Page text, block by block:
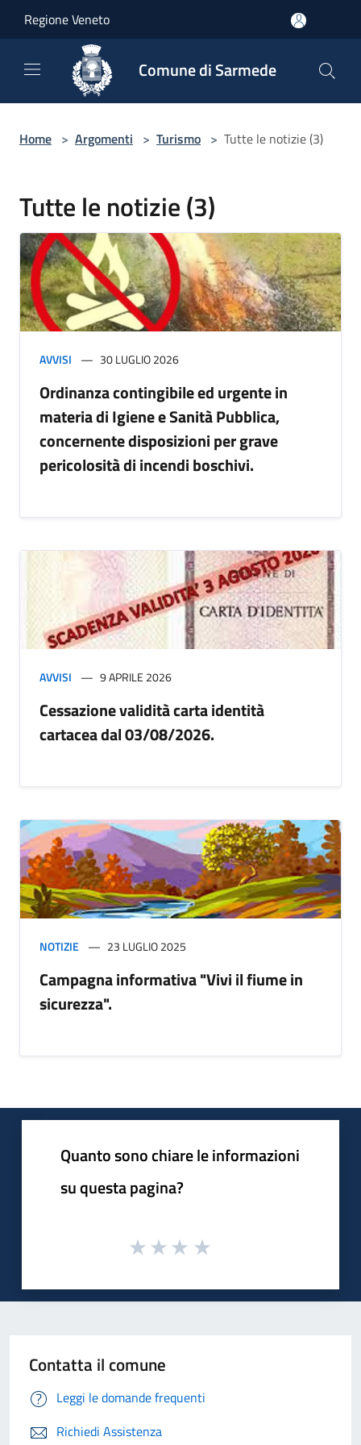
Regione Veneto
Comune di Sarmede
Home > Argomenti > Turismo > Tutte le notizie (3)
Tutte le notizie (3)
AVVISI 30 LUGLIO 2026
Ordinanza contingibile ed urgente in
materia di Igiene e Sanità Pubblica,
concernente disposizioni per grave
pericolosità di incendi boschivi.
AVVISI 9 APRILE 2026
Cessazione validità carta identità
cartacea dal 03/08/2026.
NOTIZIE 23 LUGLIO 2025
Campagna informativa "Vivi il fiume in
sicurezza".
Quanto sono chiare le informazioni
su questa pagina?
Contatta il comune
Leggi le domande frequenti
Richiedi Assistenza